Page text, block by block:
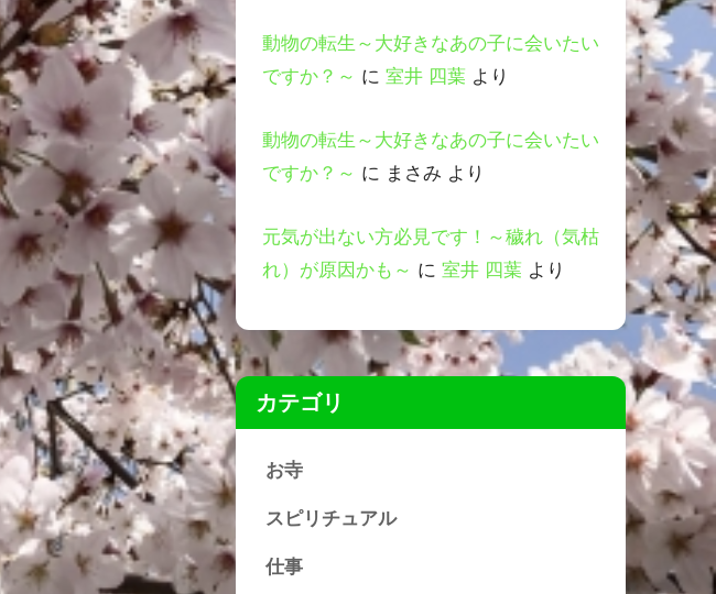
動物の転生～大好きなあの子に会いたい
ですか？～ に 室井 四葉 より
動物の転生～大好きなあの子に会いたい
ですか？～ に まさみ より
元気が出ない方必見です！～穢れ（気枯
れ）が原因かも～ に 室井 四葉 より
カテゴリ
お寺
スピリチュアル
仕事